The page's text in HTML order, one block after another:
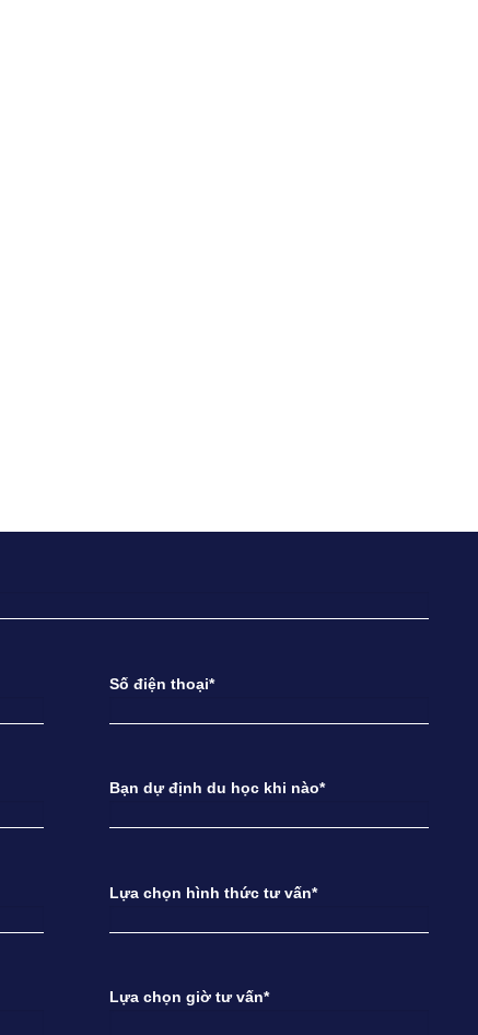
Số điện thoại*
Bạn dự định du học khi nào*
Lựa chọn hình thức tư vấn*
Lựa chọn giờ tư vấn*